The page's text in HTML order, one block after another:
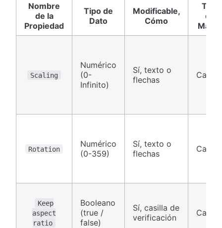
Nombre
de la
Propiedad
Tipo de
Dato
Modificable,
Cómo
Tipo
de
Marco
Scaling
Numérico
(0-
Infinito)
Sí, texto o
flechas
Rotation
Numérico
(0-359)
Sí, texto o
flechas
Keep
aspect
ratio
Booleano
(true /
false)
Sí, casilla de
verificación